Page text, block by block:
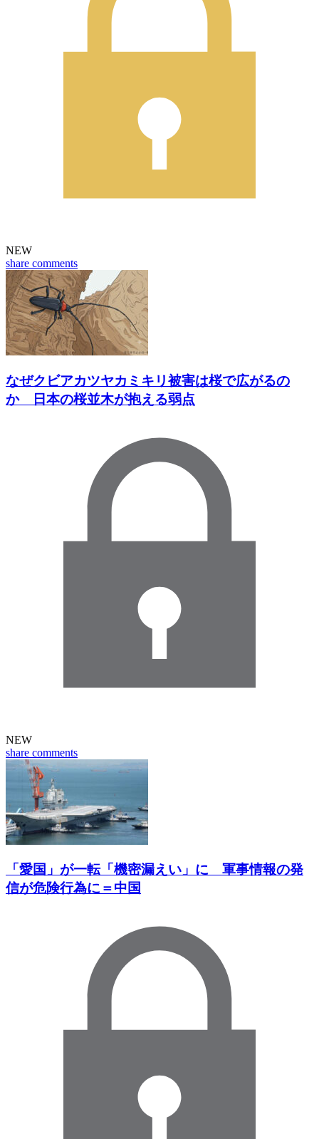
NEW
share comments
なぜクビアカツヤカミキリ被害は桜で広がるの
か 日本の桜並木が抱える弱点
NEW
share comments
「愛国」が一転「機密漏えい」に 軍事情報の発
信が危険行為に＝中国